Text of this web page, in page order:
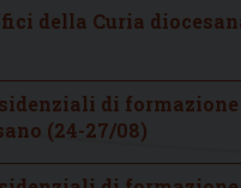
della Curia
di
(24-27/08)